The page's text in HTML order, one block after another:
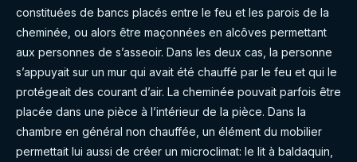
constituées de bancs placés entre le feu et les parois de la
cheminée, ou alors être maçonnées en alcôves permettant
aux personnes de s’asseoir. Dans les deux cas, la personne
s’appuyait sur un mur qui avait été chauffé par le feu et qui le
protégeait des courant d’air. La cheminée pouvait parfois être
placée dans une pièce à l’intérieur de la pièce. Dans la
chambre en général non chauffée, un élément du mobilier
permettait lui aussi de créer un microclimat: le lit à baldaquin,